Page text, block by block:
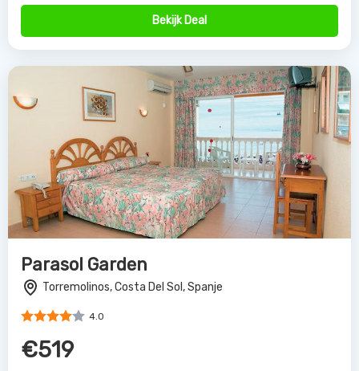
Bekijk Deal
Parasol Garden
Torremolinos, Costa Del Sol, Spanje
4.0
€519